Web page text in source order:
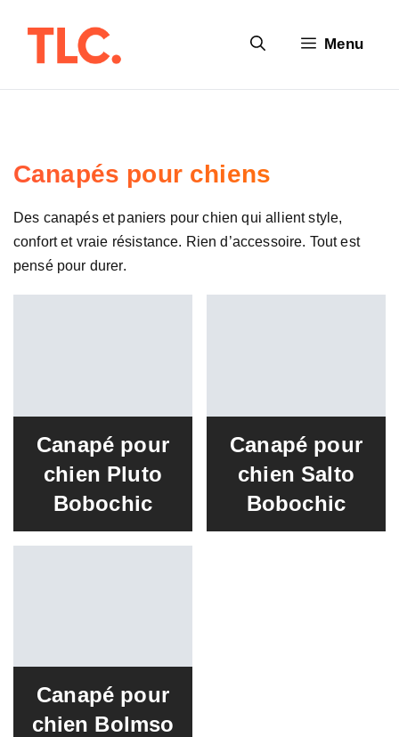
Menu
Canapés pour chiens
Des canapés et paniers pour chien qui allient style,
confort et vraie résistance. Rien d’accessoire. Tout est
pensé pour durer.
Canapé pour
chien Pluto
Bobochic
Canapé pour
chien Salto
Bobochic
Canapé pour
chien Bolmso